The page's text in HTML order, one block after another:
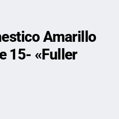
Amarillo
15- «Fuller